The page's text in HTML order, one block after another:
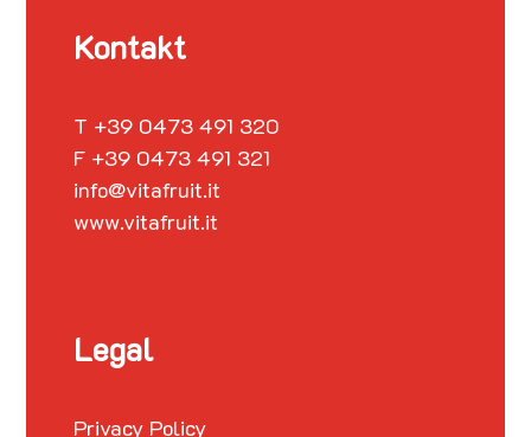
Kontakt
T +39 0473 491 320
F +39 0473 491 321
info@vitafruit.it
www.vitafruit.it
Legal
Privacy Policy